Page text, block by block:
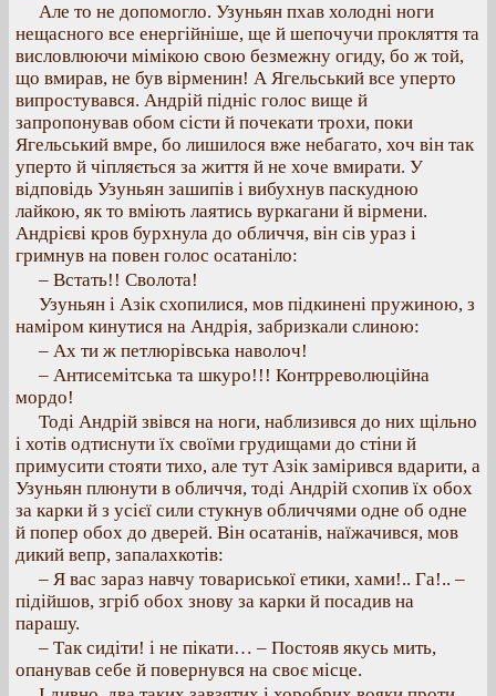
Але то не допомогло. Узуньян пхав холодні ноги
нещасного все енергійніше, ще й шепочучи прокляття та
висловлюючи мімікою свою безмежну огиду, бо ж той,
що вмирав, не був вірменин! А Ягельський все уперто
випростувався. Андрій підніс голос вище й
запропонував обом сісти й почекати трохи, поки
Ягельський вмре, бо лишилося вже небагато, хоч він так
уперто й чіпляється за життя й не хоче вмирати. У
відповідь Узуньян зашипів і вибухнув паскудною
лайкою, як то вміють лаятись вуркагани й вірмени.
Андрієві кров бурхнула до обличчя, він сів ураз і
гримнув на повен голос осатаніло:
– Встать!! Сволота!
Узуньян і Азік схопилися, мов підкинені пружиною, з
наміром кинутися на Андрія, забризкали слиною:
– Ах ти ж петлюрівська наволоч!
– Антисемітська та шкуро!!! Контрреволюційна
мордо!
Тоді Андрій звівся на ноги, наблизився до них щільно
і хотів одтиснути їх своїми грудищами до стіни й
примусити стояти тихо, але тут Азік замірився вдарити, а
Узуньян плюнути в обличчя, тоді Андрій схопив їх обох
за карки й з усієї сили стукнув обличчями одне об одне
й попер обох до дверей. Він осатанів, наїжачився, мов
дикий вепр, запалахкотів:
– Я вас зараз навчу товариської етики, хами!.. Га!.. –
підійшов, згріб обох знову за карки й посадив на
парашу.
– Так сидіти! і не пікати… – Постояв якусь мить,
опанував себе й повернувся на своє місце.